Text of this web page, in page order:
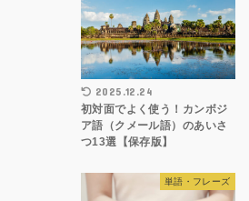
2025.12.24
初対面でよく使う！カンボジ
ア語（クメール語）のあいさ
つ13選【保存版】
単語・フレーズ